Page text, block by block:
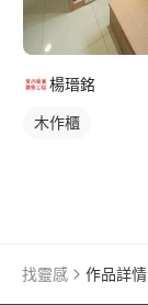
楊瑨銘
木作櫃
找靈感 作品詳情